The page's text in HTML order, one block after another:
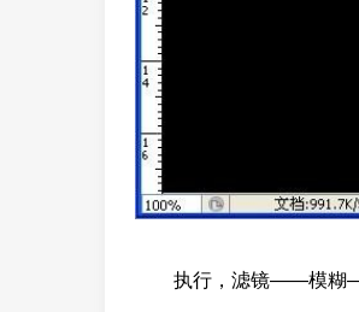
执行，滤镜——模糊